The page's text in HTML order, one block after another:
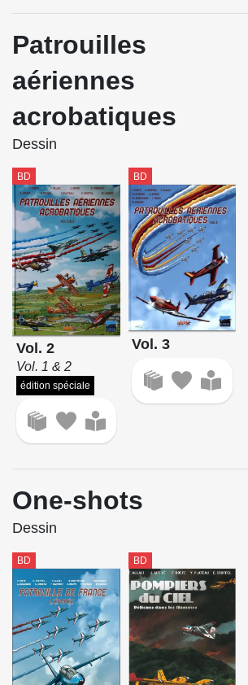
Patrouilles
aériennes
acrobatiques
Dessin
BD
Vol. 2
Vol. 1 & 2
édition spéciale
BD
Vol. 3
One-shots
Dessin
BD BD